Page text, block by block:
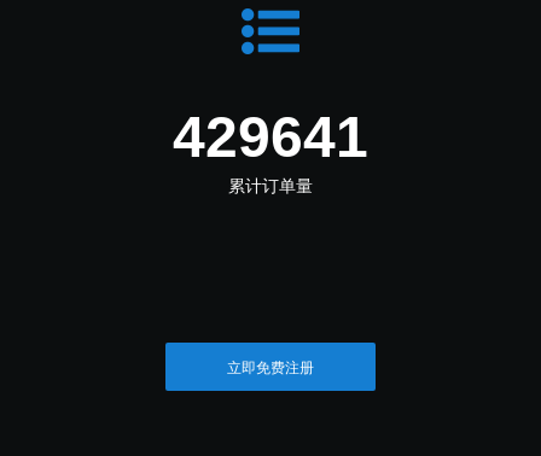
481198
累计订单量
立即免费注册